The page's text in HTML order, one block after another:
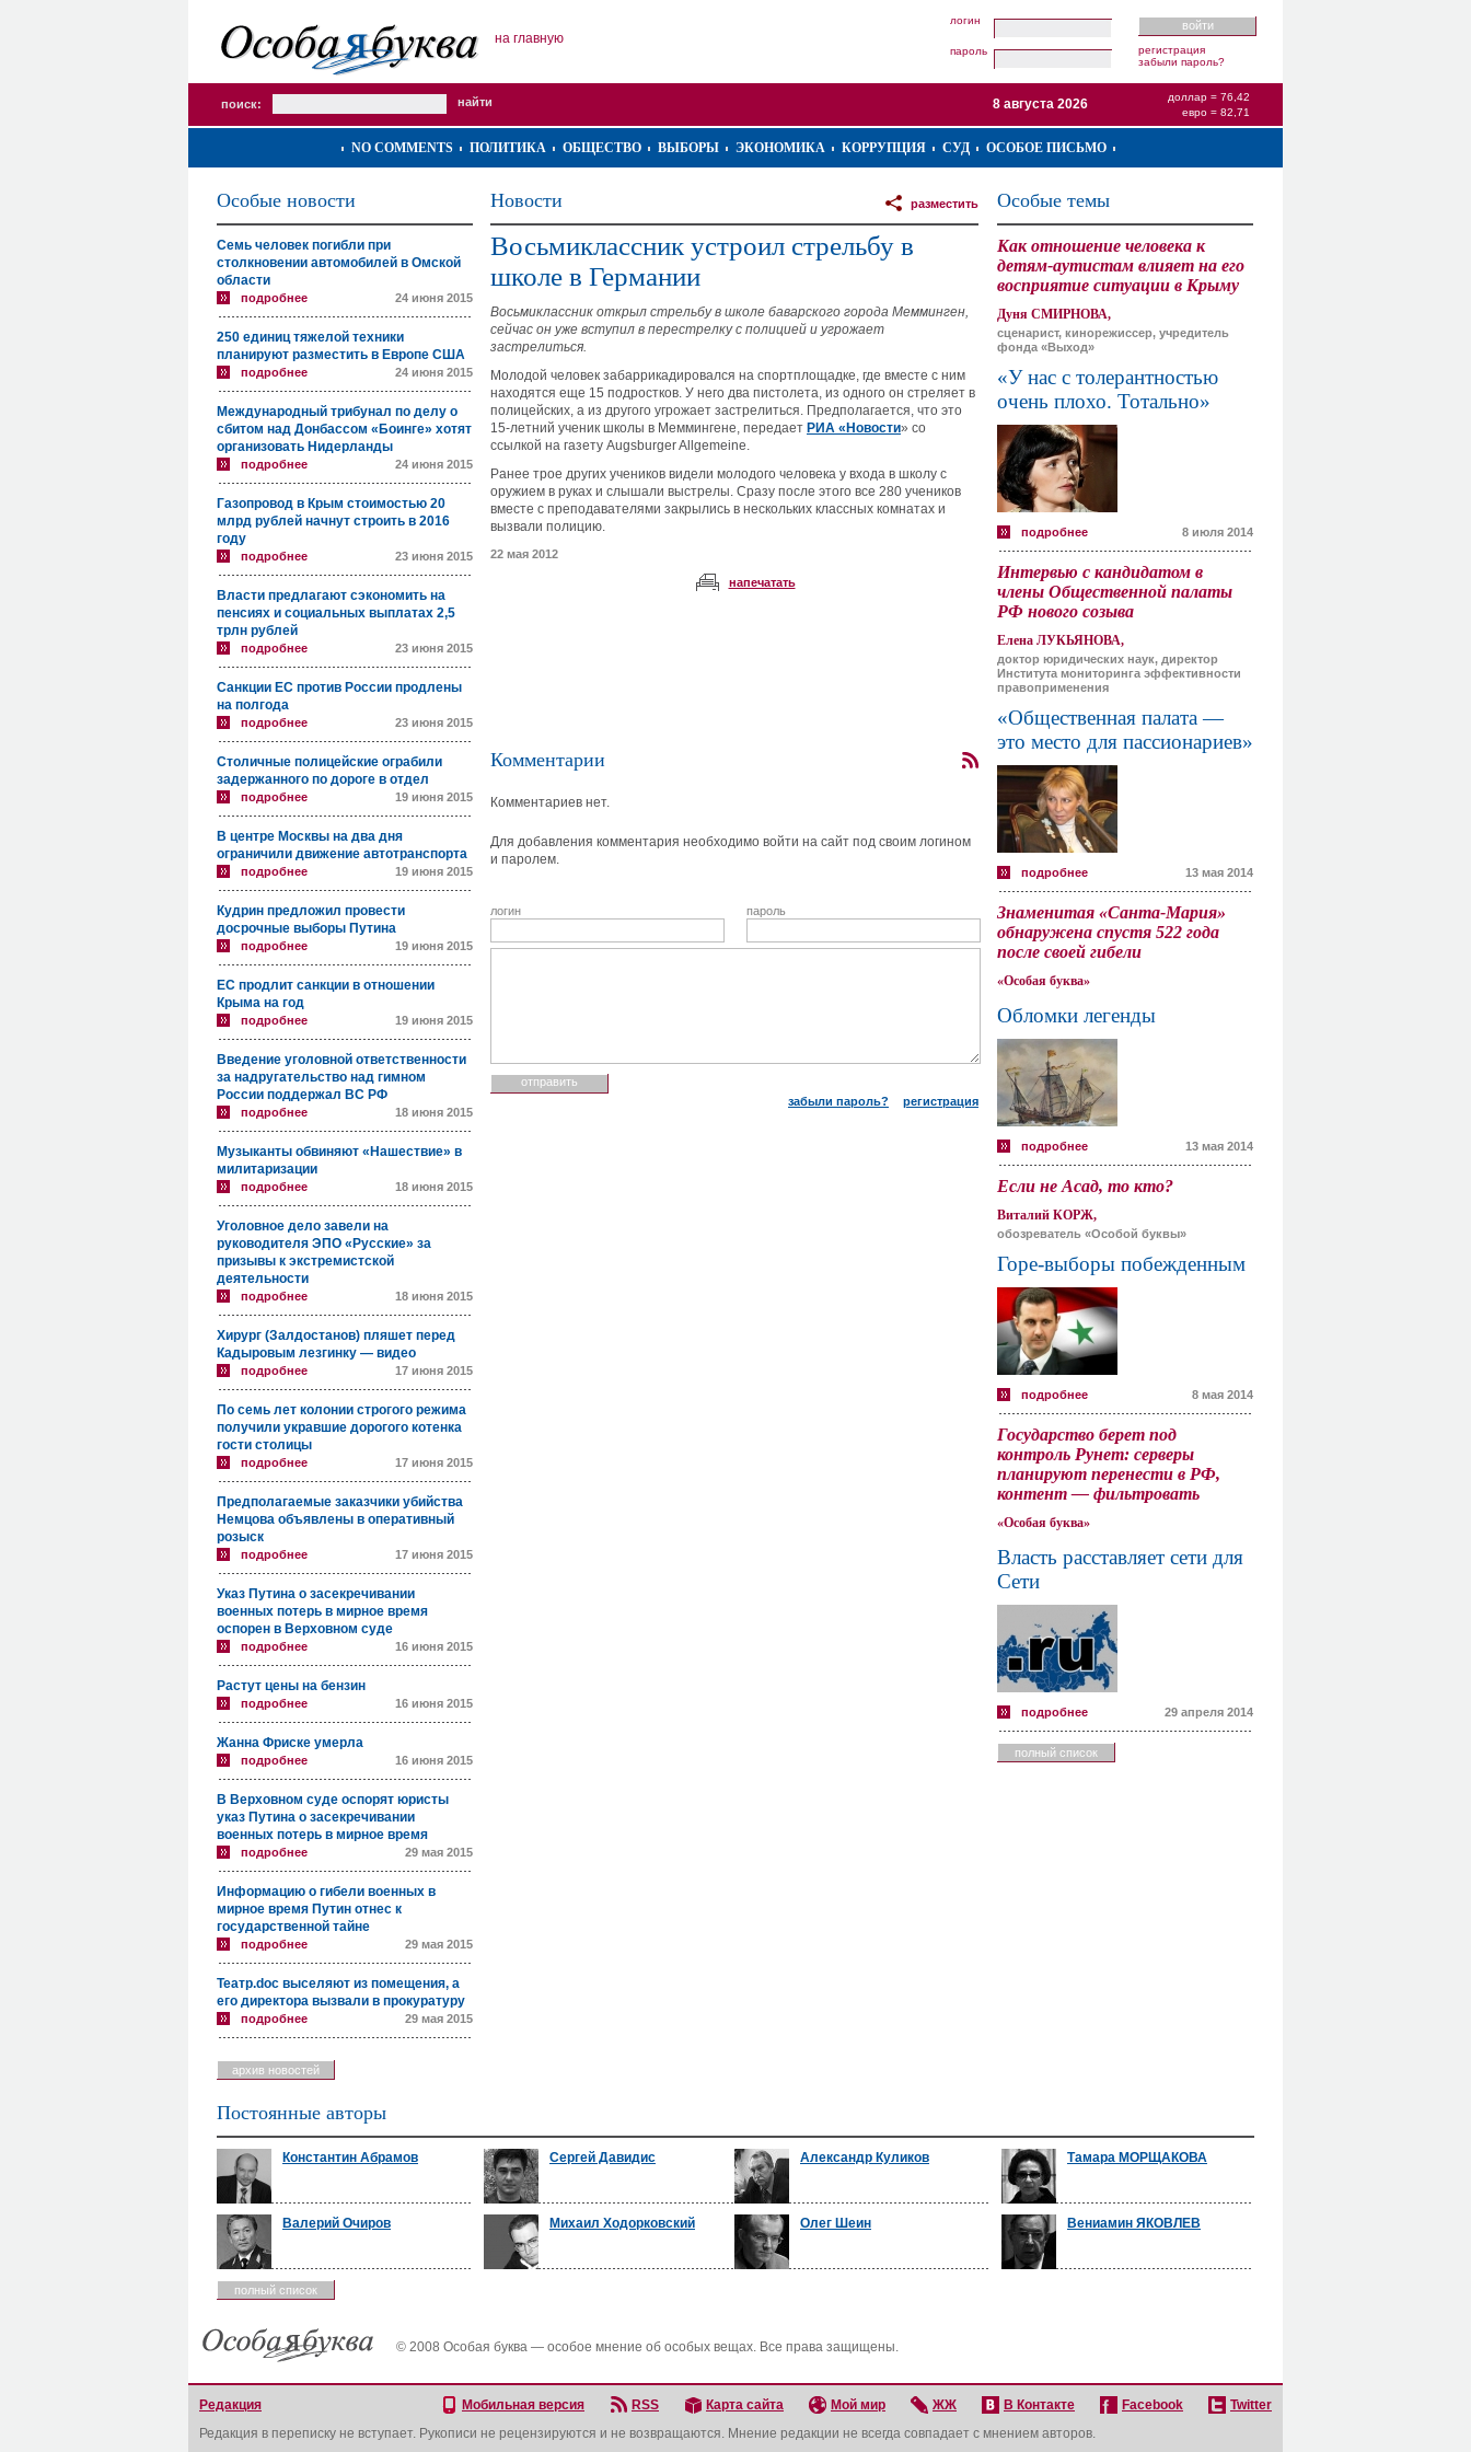
на главную
логин
пароль
регистрация
забыли пароль?
поиск:
доллар = 76,42
евро = 82,71
8 августа 2026
NO COMMENTS ПОЛИТИКА ОБЩЕСТВО ВЫБОРЫ ЭКОНОМИКА КОРРУПЦИЯ СУД ОСОБОЕ ПИСЬМО
Особые новости
Семь человек погибли при
столкновении автомобилей в Омской
области
подробнее 24 июня 2015
250 единиц тяжелой техники
планируют разместить в Европе США
подробнее 24 июня 2015
Международный трибунал по делу о
сбитом над Донбассом «Боинге» хотят
организовать Нидерланды
подробнее 24 июня 2015
Газопровод в Крым стоимостью 20
млрд рублей начнут строить в 2016
году
подробнее 23 июня 2015
Власти предлагают сэкономить на
пенсиях и социальных выплатах 2,5
трлн рублей
подробнее 23 июня 2015
Санкции ЕС против России продлены
на полгода
подробнее 23 июня 2015
Столичные полицейские ограбили
задержанного по дороге в отдел
подробнее 19 июня 2015
В центре Москвы на два дня
ограничили движение автотранспорта
подробнее 19 июня 2015
Кудрин предложил провести
досрочные выборы Путина
подробнее 19 июня 2015
ЕС продлит санкции в отношении
Крыма на год
подробнее 19 июня 2015
Введение уголовной ответственности
за надругательство над гимном
России поддержал ВС РФ
подробнее 18 июня 2015
Музыканты обвиняют «Нашествие» в
милитаризации
подробнее 18 июня 2015
Уголовное дело завели на
руководителя ЭПО «Русские» за
призывы к экстремистской
деятельности
подробнее 18 июня 2015
Хирург (Залдостанов) пляшет перед
Кадыровым лезгинку — видео
подробнее 17 июня 2015
По семь лет колонии строгого режима
получили укравшие дорогого котенка
гости столицы
подробнее 17 июня 2015
Предполагаемые заказчики убийства
Немцова объявлены в оперативный
розыск
подробнее 17 июня 2015
Указ Путина о засекречивании
военных потерь в мирное время
оспорен в Верховном суде
подробнее 16 июня 2015
Растут цены на бензин
подробнее 16 июня 2015
Жанна Фриске умерла
подробнее 16 июня 2015
В Верховном суде оспорят юристы
указ Путина о засекречивании
военных потерь в мирное время
подробнее 29 мая 2015
Информацию о гибели военных в
мирное время Путин отнес к
государственной тайне
подробнее 29 мая 2015
Театр.doc выселяют из помещения, а
его директора вызвали в прокуратуру
подробнее 29 мая 2015
архив новостей
Новости разместить
Восьмиклассник устроил стрельбу в
школе в Германии
Восьмиклассник открыл стрельбу в школе баварского города Мемминген,
сейчас он уже вступил в перестрелку с полицией и угрожает
застрелиться.
Молодой человек забаррикадировался на спортплощадке, где вместе с ним
находятся еще 15 подростков. У него два пистолета, из одного он стреляет в
полицейских, а из другого угрожает застрелиться. Предполагается, что это
15-летний ученик школы в Меммингене, передает РИА «Новости» со
ссылкой на газету Augsburger Allgemeine.
Ранее трое других учеников видели молодого человека у входа в школу с
оружием в руках и слышали выстрелы. Сразу после этого все 280 учеников
вместе с преподавателями закрылись в нескольких классных комнатах и
вызвали полицию.
22 мая 2012
напечатать
Комментарии
Комментариев нет.
Для добавления комментария необходимо войти на сайт под своим логином
и паролем.
логин пароль
забыли пароль? регистрация
Особые темы
Как отношение человека к
детям-аутистам влияет на его
восприятие ситуации в Крыму
Дуня СМИРНОВА,
сценарист, кинорежиссер, учредитель
фонда «Выход»
«У нас с толерантностью
очень плохо. Тотально»
подробнее 8 июля 2014
Интервью с кандидатом в
члены Общественной палаты
РФ нового созыва
Елена ЛУКЬЯНОВА,
доктор юридических наук, директор
Института мониторинга эффективности
правоприменения
«Общественная палата —
это место для пассионариев»
подробнее 13 мая 2014
Знаменитая «Санта-Мария»
обнаружена спустя 522 года
после своей гибели
«Особая буква»
Обломки легенды
подробнее 13 мая 2014
Если не Асад, то кто?
Виталий КОРЖ,
обозреватель «Особой буквы»
Горе-выборы побежденным
подробнее 8 мая 2014
Государство берет под
контроль Рунет: серверы
планируют перенести в РФ,
контент — фильтровать
«Особая буква»
Власть расставляет сети для
Сети
подробнее 29 апреля 2014
полный список
Постоянные авторы
Константин Абрамов Сергей Давидис Александр Куликов Тамара МОРЩАКОВА
Валерий Очиров Михаил Ходорковский Олег Шеин Вениамин ЯКОВЛЕВ
полный список
© 2008 Особая буква — особое мнение об особых вещах. Все права защищены.
Редакция Мобильная версия RSS Карта сайта Мой мир ЖЖ В Контакте Facebook
Twitter
Редакция в переписку не вступает. Рукописи не рецензируются и не возвращаются. Мнение редакции не всегда совпадает с мнением авторов.